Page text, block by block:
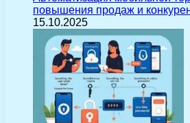
повышения продаж и
15.10.2025